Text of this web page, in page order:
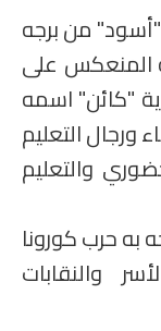
"أسود" من برجه
المنعكس على
"كائن" اسمه
ورجال التعليم
والتعليم
به حرب كورونا
والنقابات